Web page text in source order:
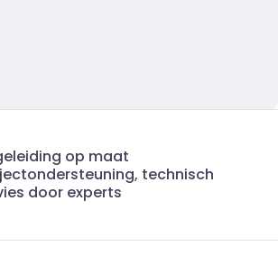
op maat
technisch
door experts